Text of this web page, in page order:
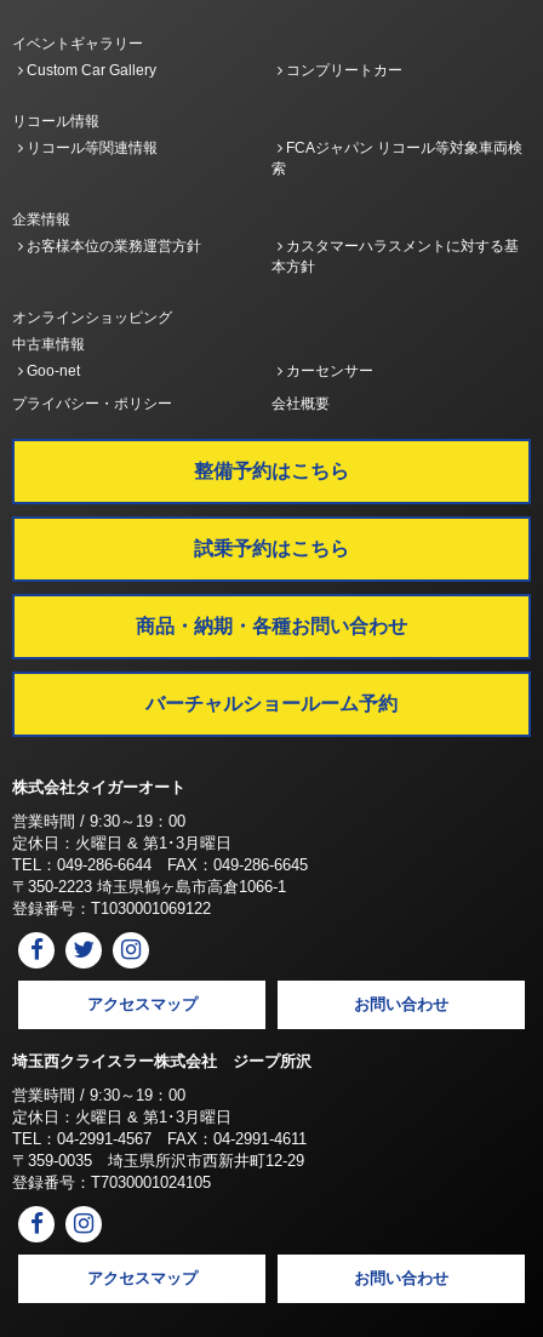
イベントギャラリー
Custom Car Gallery
コンプリートカー
リコール情報
リコール等関連情報
FCAジャパン リコール等対象車両検
索
企業情報
お客様本位の業務運営方針
カスタマーハラスメントに対する基
本方針
オンラインショッピング
中古車情報
Goo-net
カーセンサー
プライバシー・ポリシー
会社概要
整備予約はこちら
試乗予約はこちら
商品・納期・各種お問い合わせ
バーチャルショールーム予約
株式会社タイガーオート
営業時間 / 9:30～19：00
定休日：火曜日 & 第1･3月曜日
TEL：049-286-6644 FAX：049-286-6645
〒350-2223 埼玉県鶴ヶ島市高倉1066-1
登録番号：T1030001069122
アクセスマップ お問い合わせ
埼玉西クライスラー株式会社 ジープ所沢
営業時間 / 9:30～19：00
定休日：火曜日 & 第1･3月曜日
TEL：04-2991-4567 FAX：04-2991-4611
〒359-0035 埼玉県所沢市西新井町12-29
登録番号：T7030001024105
アクセスマップ お問い合わせ